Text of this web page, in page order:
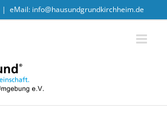
| eMail: info@hausundgrundkirchheim.de